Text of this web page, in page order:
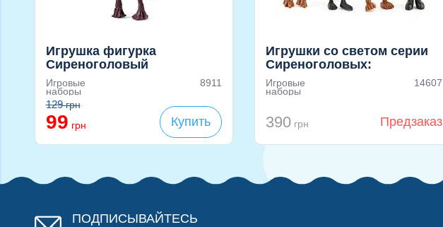
Игрушка фигурка
Сиреноголовый
(коричневый оттенок) 11 см
Игровые
наборы
8911
129грн
99 грн Купить
Игрушки со светом серии
Сиреноголовых:
Сиреноголовый,
Вазоноголовый,
Глазоголовый
Игровые
наборы
14607
390 грн Предзаказ
ПОДПИСЫВАЙТЕСЬ